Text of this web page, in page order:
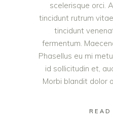
scelerisque orci.
tincidunt rutrum
tincidunt
fermentum.
Phasellus eu mi
id sollicitudin et,
Morbi blandit dolor
READ